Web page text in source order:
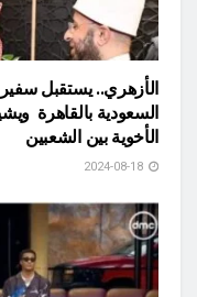
الأزهري.. يستقبل سفير
السعودية بالقاهرة
الأخوية بين الشعبين